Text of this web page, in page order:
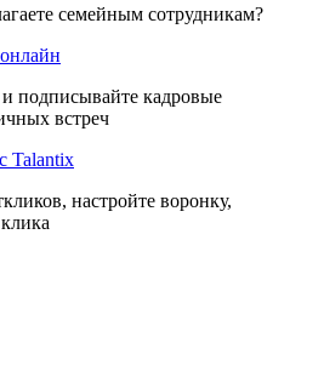
семейным сотрудникам?
подписывайте кадровые
встреч
Talantix
настройте воронку,